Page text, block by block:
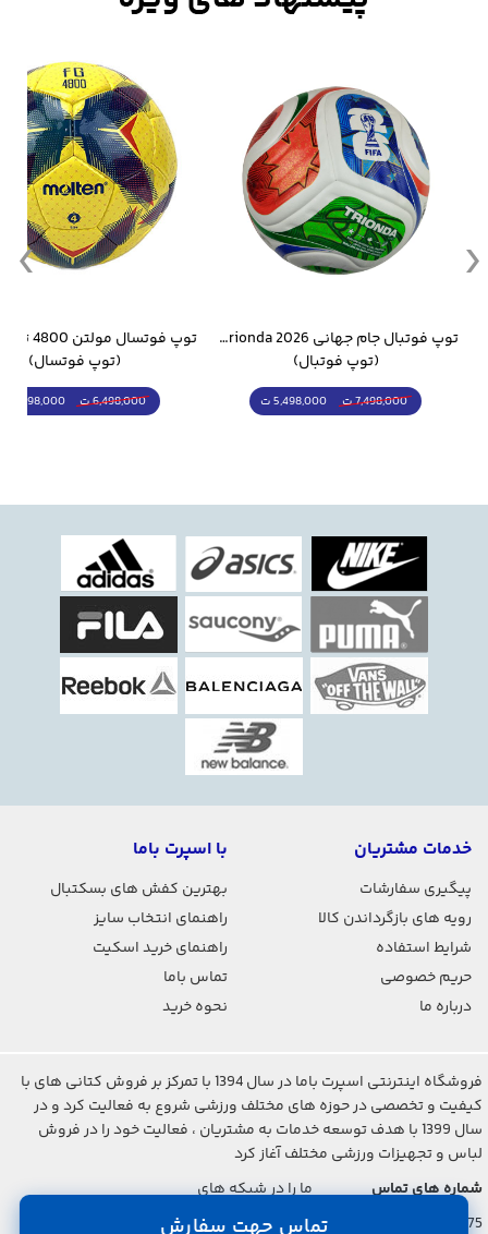
تماس جهت سفارش
توپ فوتبال جام جهانی 2026 Trionda مشابه اورجینال
(توپ فوتبال)
7,498,000 ت 5,498,000 ت
(توپ فوتسال)
6,498,000 ت 5,298,000 ت
خدمات مشتریان
پیگیری سفارشات
رویه های بازگرداندن کالا
شرایط استفاده
حریم خصوصی
درباره ما
با اسپرت باما
بهترین کفش های بسکتبال
راهنمای انتخاب سایز
راهنمای خرید اسکیت
تماس باما
نحوه خرید
فروشگاه اینترنتی اسپرت باما در سال 1394 با تمرکز بر فروش کتانی های با
کیفیت و تخصصی در حوزه های مختلف ورزشی شروع به فعالیت کرد و در
سال 1399 با هدف توسعه خدمات به مشتریان ، فعالیت خود را در فروش
لباس و تجهیزات ورزشی مختلف آغاز کرد
شماره های تماس
021-2842-7275
ما را در شبکه های
اجتماعی دنبال کنید